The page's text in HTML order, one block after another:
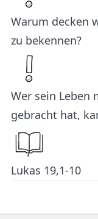
Warum decken
zu bekennen?
Wer sein Leben
gebracht hat,
Lukas 19,1-10